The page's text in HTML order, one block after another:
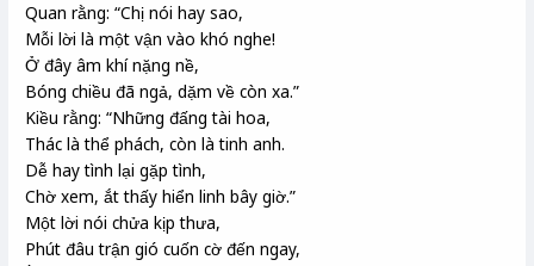
Quan rằng: “Chị nói hay sao,
Mỗi lời là mộtvận vào khó nghe!
Ở đâyâm khínặng nề,
Bóng chiều đã ngả, dặmvề còn xa.”
Kiều rằng: “Những đấng tài hoa,
Thác làthể phách, còn làtinh anh.
Dễhaytình lại gặp tình,
Chờ xem, ắt thấyhiển linh bây giờ.”
Một lời nói chửa kịpthưa,
Phút đâu trận gió cuốn cờ đến ngay,